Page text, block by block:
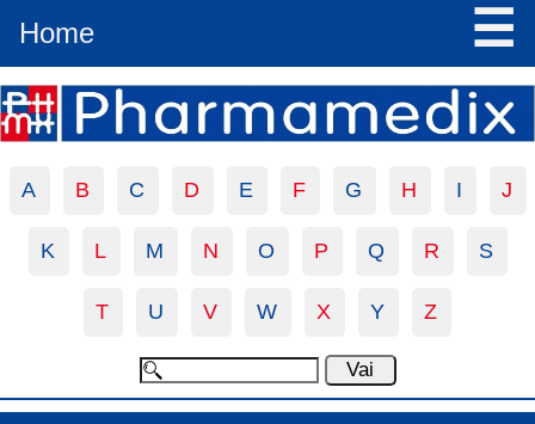
Home ☰
A B C D E F G H I J
K L M N O P Q R S
T U V W X Y Z